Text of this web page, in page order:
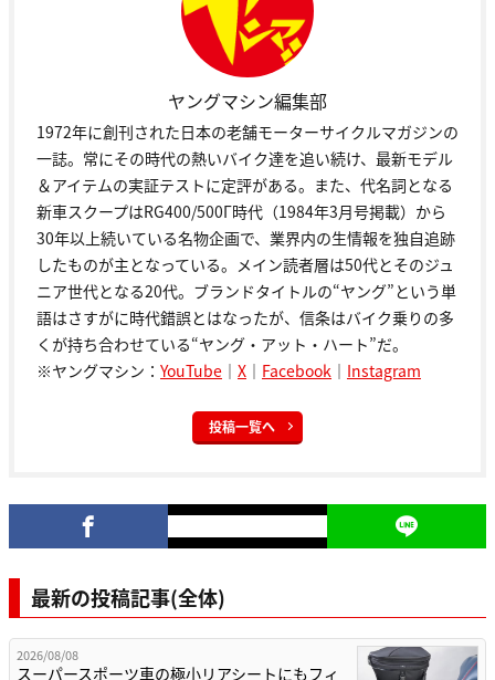
ヤングマシン編集部
1972年に創刊された日本の老舗モーターサイクルマガジンの
一誌。常にその時代の熱いバイク達を追い続け、最新モデル
＆アイテムの実証テストに定評がある。また、代名詞となる
新車スクープはRG400/500Γ時代（1984年3月号掲載）から
30年以上続いている名物企画で、業界内の生情報を独自追跡
したものが主となっている。メイン読者層は50代とそのジュ
ニア世代となる20代。ブランドタイトルの“ヤング”という単
語はさすがに時代錯誤とはなったが、信条はバイク乗りの多
くが持ち合わせている“ヤング・アット・ハート”だ。
※ヤングマシン： YouTube ｜ X ｜ Facebook ｜ Instagram
投稿一覧へ
最新の投稿記事(全体)
2026/08/08
スーパースポーツ車の極小リアシートにもフィ